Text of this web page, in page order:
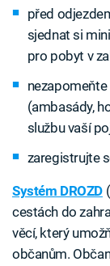
před
sjednat si
pro pobyt v
(ambasády,
službu vaší
zaregistrujte
Systém DROZD
cestách do
věcí, který
občanům.